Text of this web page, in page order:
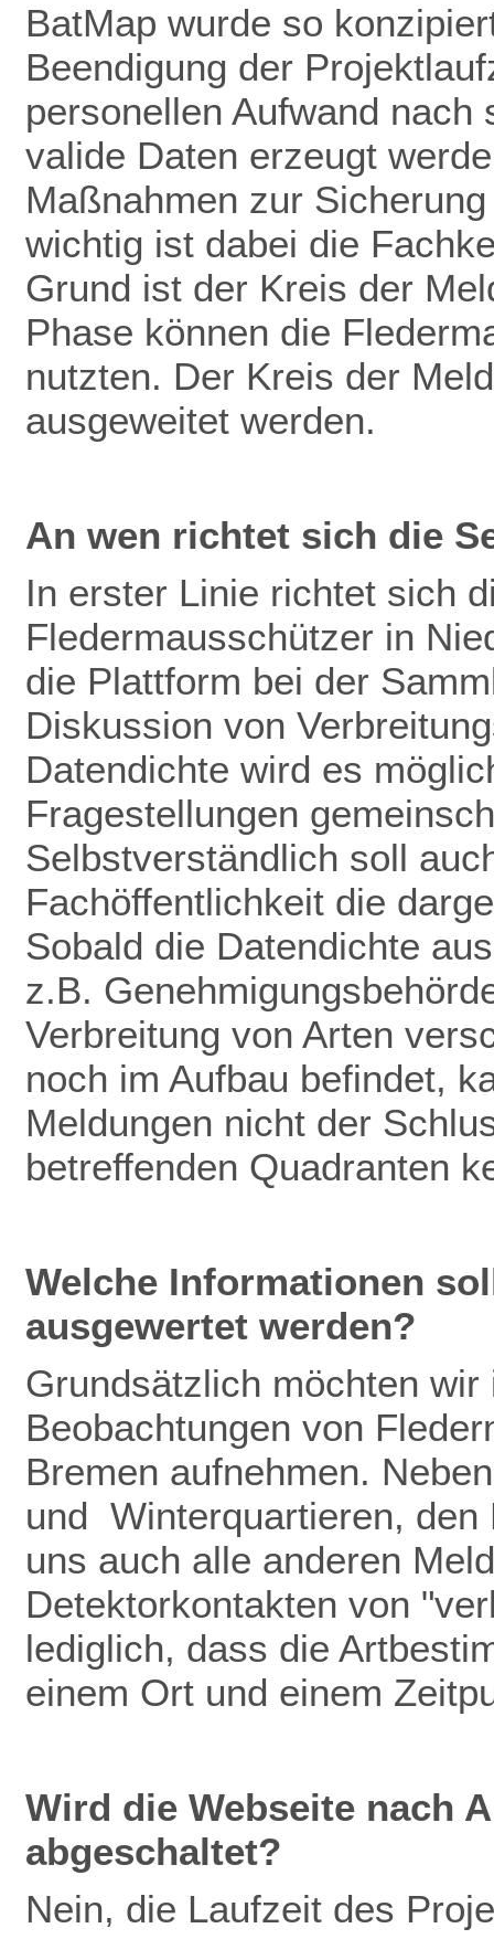
BatMap wurde so
Beendigung der
personellen Aufwand
valide Daten erzeugt
Maßnahmen zur
wichtig ist dabei die
Grund ist der Kreis der
Phase können die
nutzten. Der Kreis der
ausgeweitet werden.
An wen richtet sich die
In erster Linie richtet sich
Fledermausschützer in
die Plattform bei der
Diskussion von
Datendichte wird es
Fragestellungen
Selbstverständlich soll
Fachöffentlichkeit die
Sobald die Datendichte
z.B.
Verbreitung von Arten
noch im Aufbau befindet,
Meldungen nicht der
betreffenden Quadranten
Welche Informationen
ausgewertet werden?
Grundsätzlich möchten
Beobachtungen von
Bremen aufnehmen.
und Winterquartieren, den
uns auch alle anderen
Detektorkontakten von
lediglich, dass die
einem Ort und einem
Wird die Webseite nach
abgeschaltet?
Nein, die Laufzeit des